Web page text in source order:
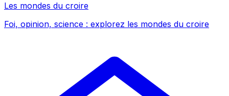
Les mondes du croire
Foi, opinion, science : explorez les mondes du croire